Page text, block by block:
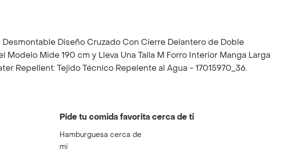
Diseño Cruzado Con Cierre Delantero de Doble
Mide 190 cm y Lleva Una Talla M Forro Interior Manga Larga
Repellent: Tejido Técnico Repelente al Agua - 17015970_36.
Pide tu comida favorita cerca de ti
Hamburguesa cerca de
mi